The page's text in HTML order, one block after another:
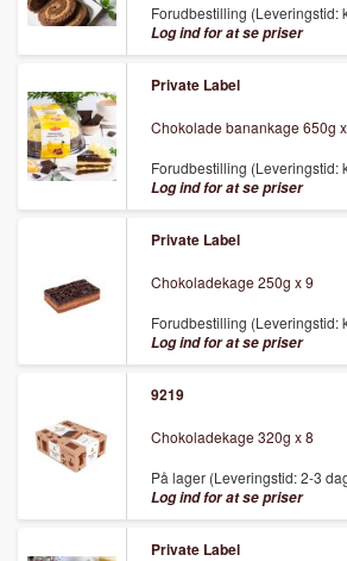
Forudbestilling (Leveringstid:
Log ind for at se priser
Private Label
Chokolade banankage 650g
Forudbestilling (Leveringstid:
Log ind for at se priser
Private Label
Chokoladekage 250g x 9
Forudbestilling (Leveringstid:
Log ind for at se priser
9219
Chokoladekage 320g x 8
På lager (Leveringstid: 2-3
Log ind for at se priser
Private Label